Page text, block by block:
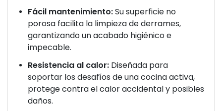
Fácil mantenimiento:Su superficie no
porosa facilita la limpieza de derrames,
garantizando un acabado higiénico e
impecable.
Resistencia al calor: Diseñada para
soportar los desafíos de una cocina activa,
protege contra el calor accidental y posibles
daños.